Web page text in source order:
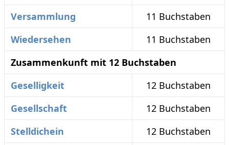
Versammlung
11 Buchstaben
Wiedersehen
11 Buchstaben
Zusammenkunft mit 12 Buchstaben
Geselligkeit
12 Buchstaben
Gesellschaft
12 Buchstaben
Stelldichein
12 Buchstaben